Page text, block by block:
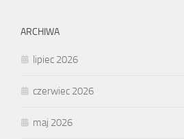
ARCHIWA
lipiec 2026
czerwiec 2026
maj 2026